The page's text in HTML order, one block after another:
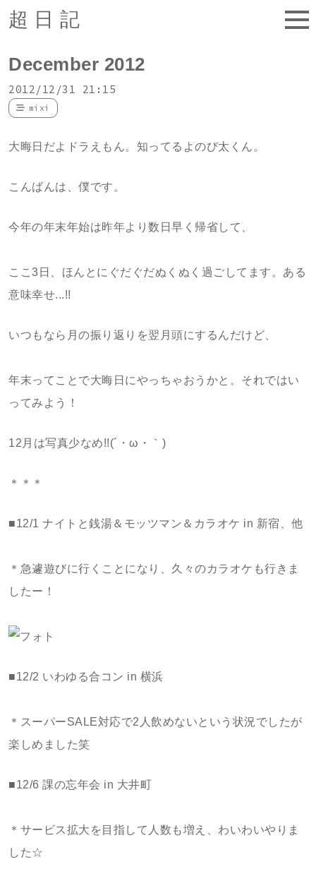
超日記
December 2012
2012/12/31 21:15
mixi
大晦日だよドラえもん。知ってるよのび太くん。
こんばんは、僕です。
今年の年末年始は昨年より数日早く帰省して、
ここ3日、ほんとにぐだぐだぬくぬく過ごしてます。ある
意味幸せ...!!
いつもなら月の振り返りを翌月頭にするんだけど、
年末ってことで大晦日にやっちゃおうかと。それではい
ってみよう！
12月は写真少なめ!!(´・ω・｀)
＊＊＊
■12/1 ナイトと銭湯＆モッツマン＆カラオケ in 新宿、他
＊急遽遊びに行くことになり、久々のカラオケも行きま
したー！
■12/2 いわゆる合コン in 横浜
＊スーパーSALE対応で2人飲めないという状況でしたが
楽しめました笑
■12/6 課の忘年会 in 大井町
＊サービス拡大を目指して人数も増え、わいわいやりま
した☆